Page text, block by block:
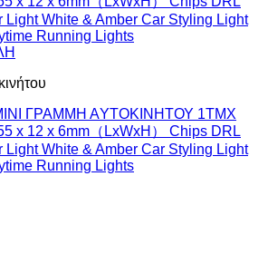
ΓΡΑΜΜΗ ΑYTOΚΙΝΗΤΟΥ 1TMX
x 12 x 6mm（LxWxH） Chips DRL
Light White & Amber Car Styling Light
Running Lights